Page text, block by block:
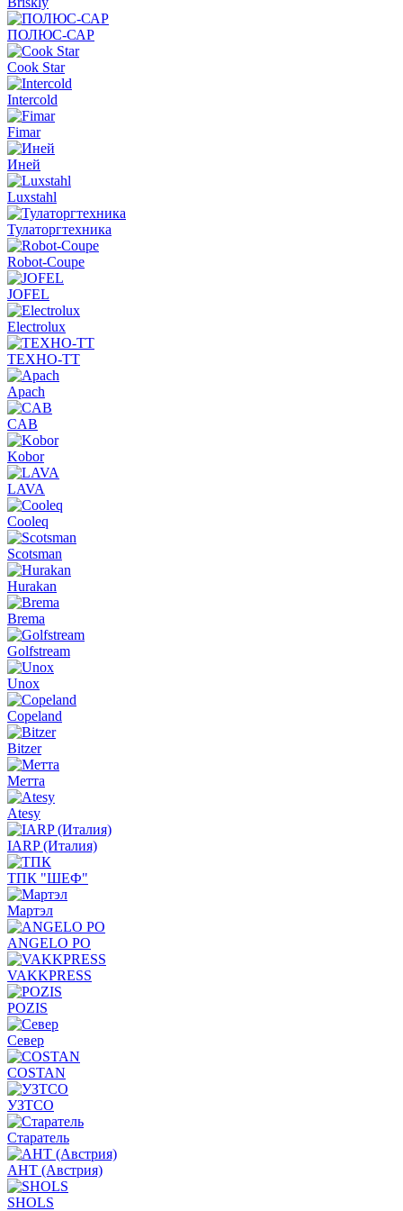
ПОЛЮС-САР
Cook Star
Intercold
Fimar
Иней
Luxstahl
Тулаторгтехника
Robot-Coupe
JOFEL
Electrolux
ТЕХНО-ТТ
Apach
CAB
Kobor
LAVA
Cooleq
Scotsman
Hurakan
Brema
Golfstream
Unox
Copeland
Bitzer
Метта
Atesy
IARP (Италия)
ТПК "ШЕФ"
Мартэл
ANGELO PO
VAKKPRESS
POZIS
Север
COSTAN
УЗТСО
Старатель
АНТ (Австрия)
SHOLS